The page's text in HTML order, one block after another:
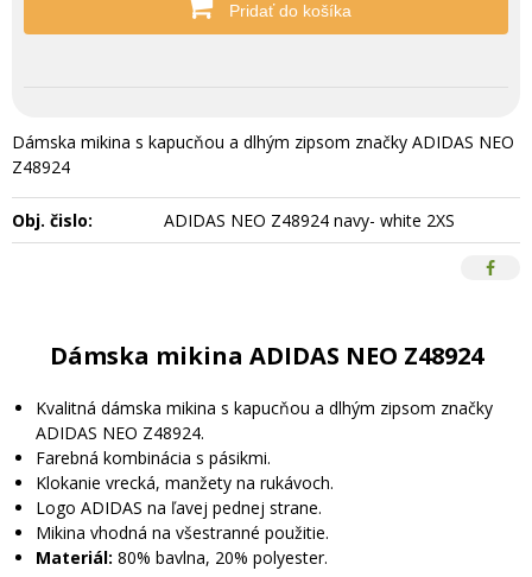
Pridať do košíka
Dámska mikina s kapucňou a dlhým zipsom značky ADIDAS NEO
Z48924
Obj. čislo: ADIDAS NEO Z48924 navy- white 2XS
Dámska mikina ADIDAS NEO Z48924
Kvalitná dámska mikina s kapucňou a dlhým zipsom značky
ADIDAS NEO Z48924.
Farebná kombinácia s pásikmi.
Klokanie vrecká, manžety na rukávoch.
Logo ADIDAS na ľavej pednej strane.
Mikina vhodná na všestranné použitie.
Materiál: 80% bavlna, 20% polyester.